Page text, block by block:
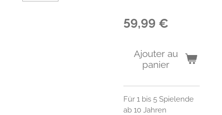
59,99 €
Ajouter au
panier
Für 1 bis 5 Spielende
ab 10 Jahren